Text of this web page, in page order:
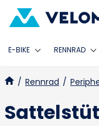
E-BIKE RENNRAD
/ Rennrad /